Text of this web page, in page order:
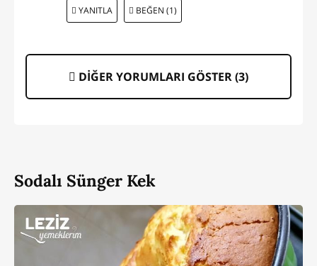
YANITLA BEĞEN (1)
DİĞER YORUMLARI GÖSTER (3)
Sodalı Sünger Kek